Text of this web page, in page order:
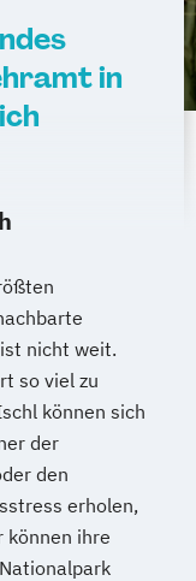
in
nicht weit.
so viel zu
können sich
der
den
erholen,
können ihre